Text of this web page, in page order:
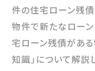
件の住宅ローン残
物件で新たなローン
宅ローン残債があ
知識」について解説